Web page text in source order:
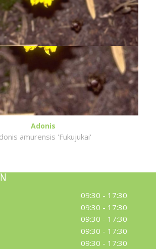
Adonis
amurensis 'Fukujukai'
09:30 - 17:30
09:30 - 17:30
09:30 - 17:30
09:30 - 17:30
09:30 - 17:30